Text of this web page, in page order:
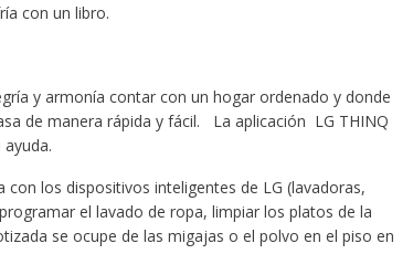
con un libro.
y armonía contar con un hogar ordenado y donde
de manera rápida y fácil. La aplicación LG THINQ
los dispositivos inteligentes de LG (lavadoras,
el lavado de ropa, limpiar los platos de la
se ocupe de las migajas o el polvo en el piso en